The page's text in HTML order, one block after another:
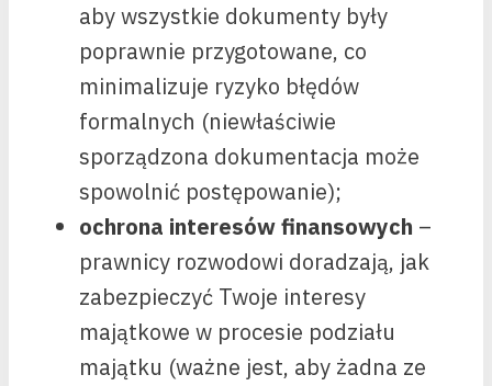
aby wszystkie dokumenty były
poprawnie przygotowane, co
minimalizuje ryzyko błędów
formalnych (niewłaściwie
sporządzona dokumentacja może
spowolnić postępowanie);
ochrona interesów finansowych –
prawnicy rozwodowi doradzają, jak
zabezpieczyć Twoje interesy
majątkowe w procesie podziału
majątku (ważne jest, aby żadna ze